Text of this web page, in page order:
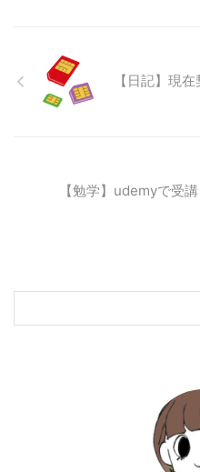
【日記】現
【勉学】udemyで受